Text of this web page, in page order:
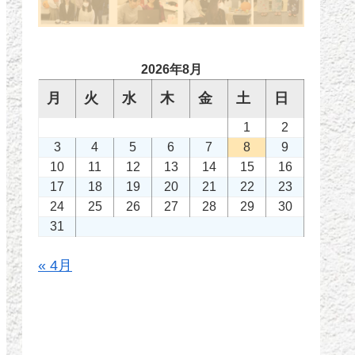
2026年8月
月 火 水 木 金 土 日
1
2
3
4 5 6 7 8
9
10
11 12 13 14 15
16
17
18 19 20 21 22
23
24
25 26 27 28 29
30
31
« 4月